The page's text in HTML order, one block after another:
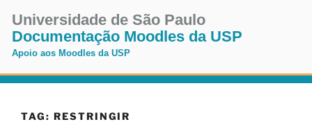
para
conteúdo
Universidade de São Paulo
Documentação Moodles da USP
Apoio aos Moodles da USP
Pular
TAG: RESTRINGIR